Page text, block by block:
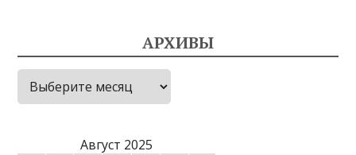
АРХИВЫ
Архивы
Август 2025